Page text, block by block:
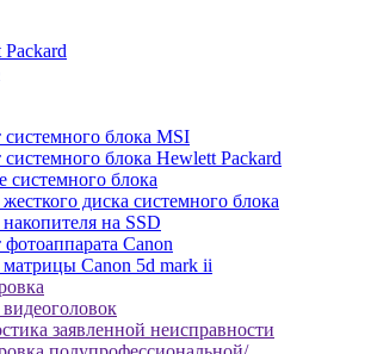
блока MSI
блока Hewlett Packard
системного блока
диска системного блока
на SSD
Canon
матрицы Canon 5d mark ii
заявленной неисправности